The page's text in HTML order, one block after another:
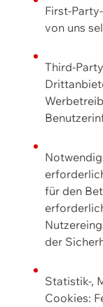
First-
von uns
Third-
für den
der
Statistik-,
Cookies: